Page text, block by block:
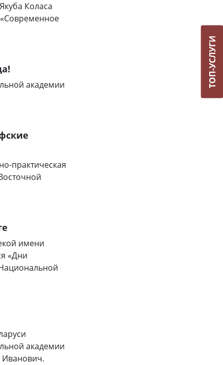
Коласа
академии
практическая
имени
«Дни
академии
Иванович.
ТОП-УСЛУГИ